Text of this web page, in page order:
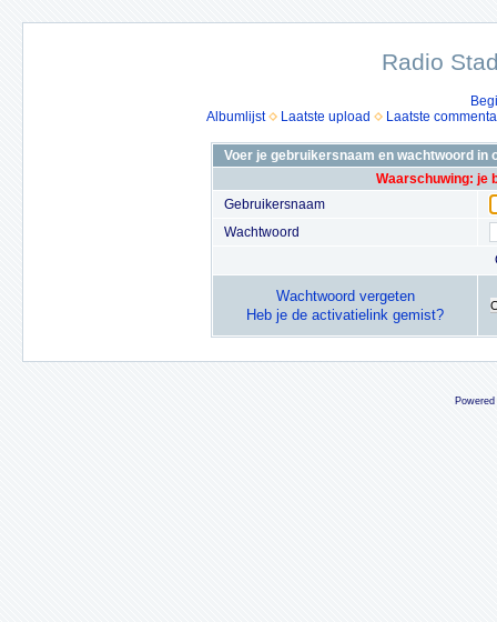
Radio
Albumlijst
Laatste upload Laatste
Voer je gebruikersnaam en wachtwoord in
Waarschuwing: je
Gebruikersnaam
Wachtwoord
Wachtwoord vergeten
Heb je de activatielink gemist?